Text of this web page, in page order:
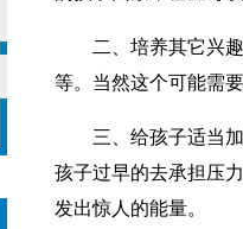
二、培养其它兴趣
等。当然这个可能需
三、给孩子适当加
孩子过早的去承担压
发出惊人的能量。